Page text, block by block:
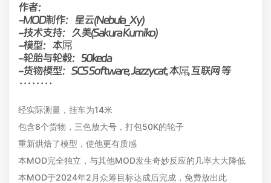
作者：
-MOD制作：星云(Nebula_Xy)
-技术支持：久美(Sakura Kumiko)
-模型：本屌
-轮胎与轮毂：50keda
-货物模型：SCS Software, Jazzycat, 本屌, 互联网 等
········
经实际测量，挂车为14米
包含8个货物，三色放大号，打包50K的轮子
重新烘焙了模型，使他更有质感
本MOD完全独立，与其他MOD发生奇妙反应的几率大大降低
本MOD于2024年2月众筹目标达成后完成，免费放出此